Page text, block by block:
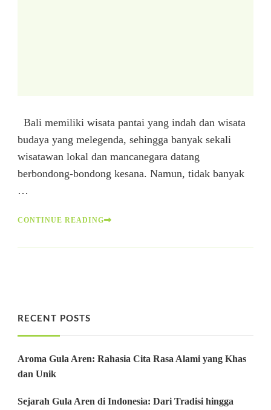
Bali memiliki wisata pantai yang indah dan wisata
budaya yang melegenda, sehingga banyak sekali
wisatawan lokal dan mancanegara datang
berbondong-bondong kesana. Namun, tidak banyak
…
CONTINUE READING
RECENT POSTS
Aroma Gula Aren: Rahasia Cita Rasa Alami yang Khas
dan Unik
Sejarah Gula Aren di Indonesia: Dari Tradisi hingga